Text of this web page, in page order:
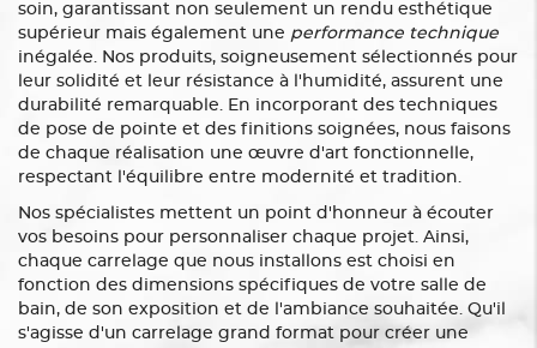
soin, garantissant non seulement un rendu esthétique
supérieur mais également une performance technique
inégalée. Nos produits, soigneusement sélectionnés pour
leur solidité et leur résistance à l'humidité, assurent une
durabilité remarquable. En incorporant des techniques
de pose de pointe et des finitions soignées, nous faisons
de chaque réalisation une œuvre d'art fonctionnelle,
respectant l'équilibre entre modernité et tradition.
Nos spécialistes mettent un point d'honneur à écouter
vos besoins pour personnaliser chaque projet. Ainsi,
chaque carrelage que nous installons est choisi en
fonction des dimensions spécifiques de votre salle de
bain, de son exposition et de l'ambiance souhaitée. Qu'il
s'agisse d'un carrelage grand format pour créer une